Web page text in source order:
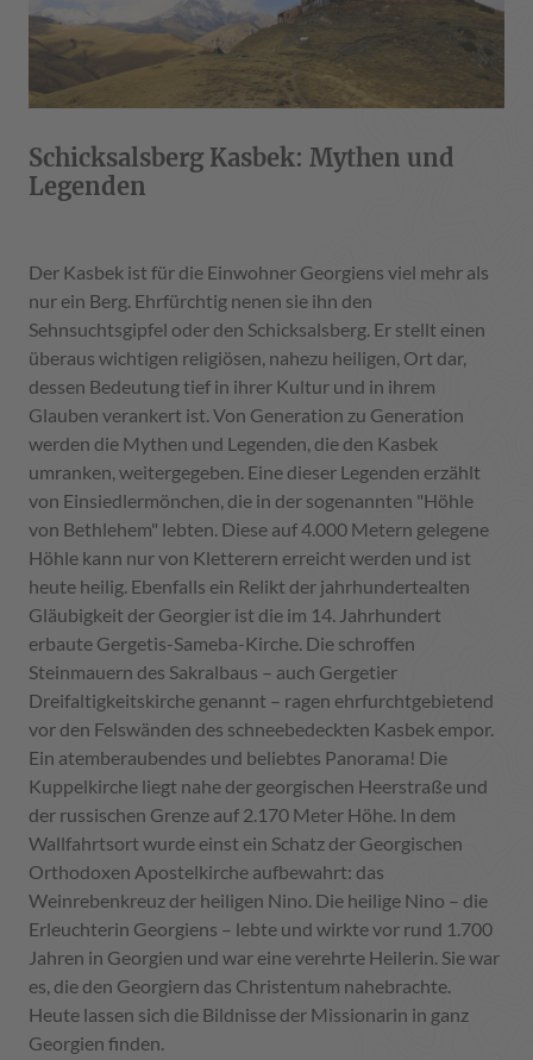
Schicksalsberg Kasbek: Mythen und
Legenden
Der Kasbek ist für die Einwohner Georgiens viel mehr als
nur ein Berg. Ehrfürchtig nenen sie ihn den
Sehnsuchtsgipfel oder den Schicksalsberg. Er stellt einen
überaus wichtigen religiösen, nahezu heiligen, Ort dar,
dessen Bedeutung tief in ihrer Kultur und in ihrem
Glauben verankert ist. Von Generation zu Generation
werden die Mythen und Legenden, die den Kasbek
umranken, weitergegeben. Eine dieser Legenden erzählt
von Einsiedlermönchen, die in der sogenannten "Höhle
von Bethlehem" lebten. Diese auf 4.000 Metern gelegene
Höhle kann nur von Kletterern erreicht werden und ist
heute heilig. Ebenfalls ein Relikt der jahrhundertealten
Gläubigkeit der Georgier ist die im 14. Jahrhundert
erbaute Gergetis-Sameba-Kirche. Die schroffen
Steinmauern des Sakralbaus – auch Gergetier
Dreifaltigkeitskirche genannt – ragen ehrfurchtgebietend
vor den Felswänden des schneebedeckten Kasbek empor.
Ein atemberaubendes und beliebtes Panorama! Die
Kuppelkirche liegt nahe der georgischen Heerstraße und
der russischen Grenze auf 2.170 Meter Höhe. In dem
Wallfahrtsort wurde einst ein Schatz der Georgischen
Orthodoxen Apostelkirche aufbewahrt: das
Weinrebenkreuz der heiligen Nino. Die heilige Nino – die
Erleuchterin Georgiens – lebte und wirkte vor rund 1.700
Jahren in Georgien und war eine verehrte Heilerin. Sie war
es, die den Georgiern das Christentum nahebrachte.
Heute lassen sich die Bildnisse der Missionarin in ganz
Georgien finden.